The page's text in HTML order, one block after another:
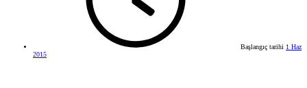
Başlangıç tarihi 1 Haz
2015